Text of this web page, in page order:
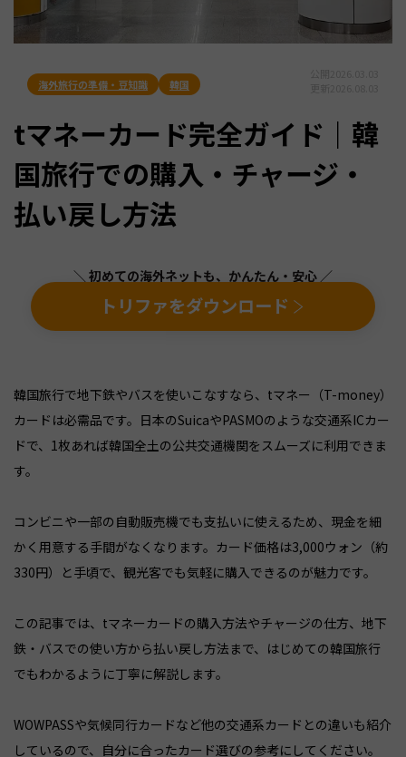
海外旅行の準備・豆知識 韓国
tマネーカード完全ガイド｜韓
国旅行での購入・チャージ・
払い戻し方法
＼ 初めての海外ネットも、かんたん・安心 ／
トリファをダウンロード
韓国旅行で地下鉄やバスを使いこなすなら、tマネー（T-money）
カードは必需品です。日本のSuicaやPASMOのような交通系ICカー
ドで、1枚あれば韓国全土の公共交通機関をスムーズに利用できま
す。
コンビニや一部の自動販売機でも支払いに使えるため、現金を細
かく用意する手間がなくなります。カード価格は3,000ウォン（約
330円）と手頃で、観光客でも気軽に購入できるのが魅力です。
この記事では、tマネーカードの購入方法やチャージの仕方、地下
鉄・バスでの使い方から払い戻し方法まで、はじめての韓国旅行
でもわかるように丁寧に解説します。
WOWPASSや気候同行カードなど他の交通系カードとの違いも紹介
しているので、自分に合ったカード選びの参考にしてください。